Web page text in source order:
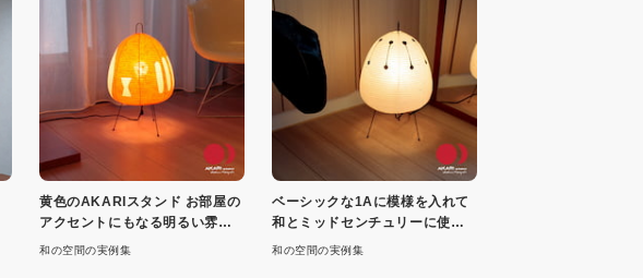
黄色のAKARIスタンド お部屋の
アクセントにもなる明るい雰囲
気
和の空間の実例集
ベーシックな1Aに模様を入れて
和とミッドセンチュリーに使え
る雰囲気
和の空間の実例集